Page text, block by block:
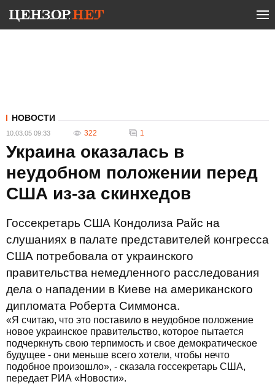
НОВОСТИ
10.03.05 09:33 322 1
Украина оказалась в
неудобном положении перед
США из-за скинхедов
Госсекретарь США Кондолиза Райс на
слушаниях в палате представителей конгресса
США потребовала от украинского
правительства немедленного расследования
дела о нападении в Киеве на американского
дипломата Роберта Симмонса.
«Я считаю, что это поставило в неудобное положение
новое украинское правительство, которое пытается
подчеркнуть свою терпимость и свое демократическое
будущее - они меньше всего хотели, чтобы нечто
подобное произошло», - сказала госсекретарь США,
передает РИА «Новости».